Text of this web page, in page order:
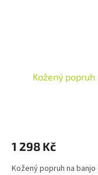
Kožený
1 298 Kč
Kožený popruh na